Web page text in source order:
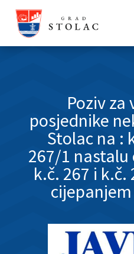
Poziv za
posjednike
Stolac na :
267/1
k.č. 267 i